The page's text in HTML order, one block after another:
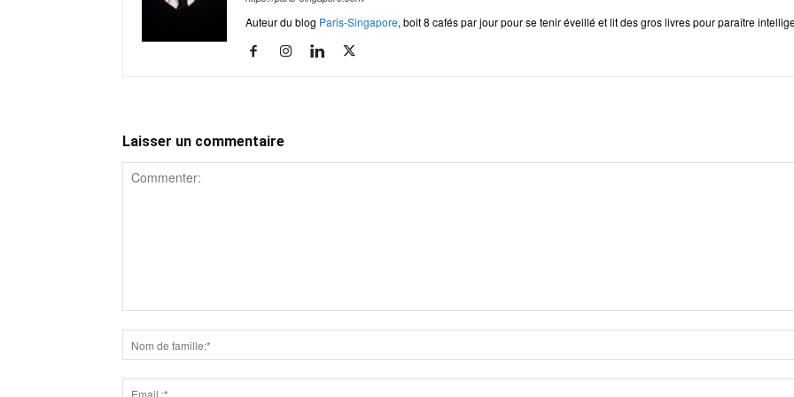
Auteur du blog Paris-Singapore, boit 8 cafés par jour pour se tenir éveillé et lit des gros livres pour paraître
Laisser un commentaire